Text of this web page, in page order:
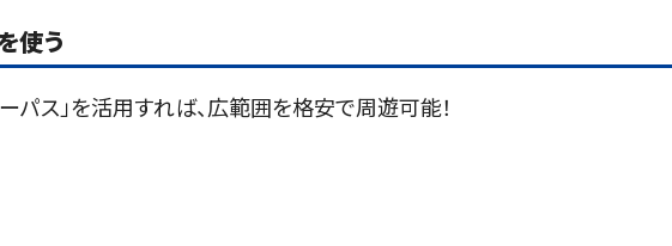
使う
パス」を活用すれば、広範囲を格安で周遊可能！